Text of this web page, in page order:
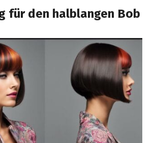
für den halblangen Bob